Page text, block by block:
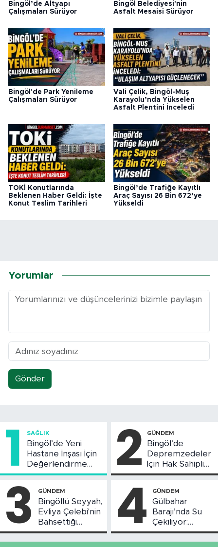
Bingöl’de Altyapı
Çalışmaları Sürüyor
Bingöl Belediyesi'nin
Asfalt Mesaisi Sürüyor
Bingöl'de Park Yenileme
Çalışmaları Sürüyor
Vali Çelik, Bingöl-Muş
Karayolu’nda Yükselen
Asfalt Plentini İnceledi
TOKİ Konutlarında
Beklenen Haber Geldi: İşte
Konut Teslim Tarihleri
Bingöl’de Trafiğe Kayıtlı
Araç Sayısı 26 Bin 672’ye
Yükseldi
Yorumlar
Gönder
1 SAĞLIK
Bingöl’de Yeni
Hastane İnşası İçin
Değerlendirme
Toplantısı Yapıldı
2 GÜNDEM
Bingöl’de
Depremzedeler
İçin Hak Sahipliği
Askı Süreci
3 GÜNDEM
Bingöllü Seyyah,
Evliya Çelebi'nin
Bahsettiği
Bingöl'deki O
Yeri Görüntüledi
4 GÜNDEM
Gülbahar
Barajı’nda Su
Çekiliyor:
Piknikçi Sayısı
Azaldı